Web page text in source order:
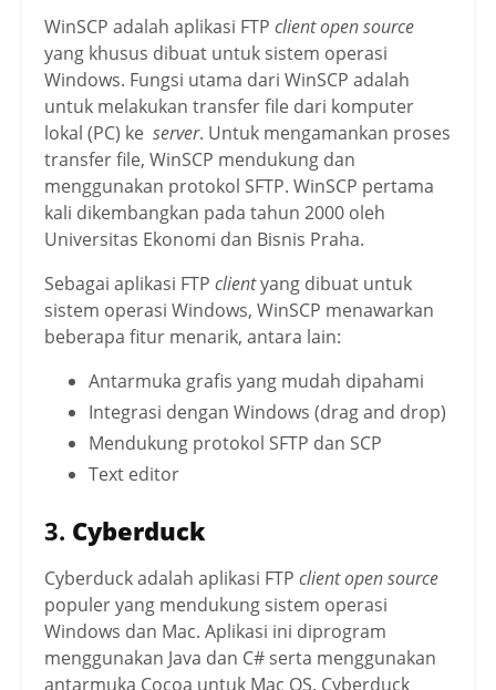
WinSCP adalah aplikasi FTP client open source
yang khusus dibuat untuk sistem operasi
Windows. Fungsi utama dari WinSCP adalah
untuk melakukan transfer file dari komputer
lokal (PC) ke server. Untuk mengamankan proses
transfer file, WinSCP mendukung dan
menggunakan protokol SFTP. WinSCP pertama
kali dikembangkan pada tahun 2000 oleh
Universitas Ekonomi dan Bisnis Praha.
Sebagai aplikasi FTP clientyang dibuat untuk
sistem operasi Windows, WinSCP menawarkan
beberapa fitur menarik, antara lain:
Antarmuka grafis yang mudah dipahami
Integrasi dengan Windows (drag and drop)
Mendukung protokol SFTP dan SCP
Text editor
3. Cyberduck
Cyberduck adalah aplikasi FTP client open source
populer yang mendukung sistem operasi
Windows dan Mac. Aplikasi ini diprogram
menggunakan Java dan C# serta menggunakan
antarmuka Cocoa untuk Mac OS. Cyberduck